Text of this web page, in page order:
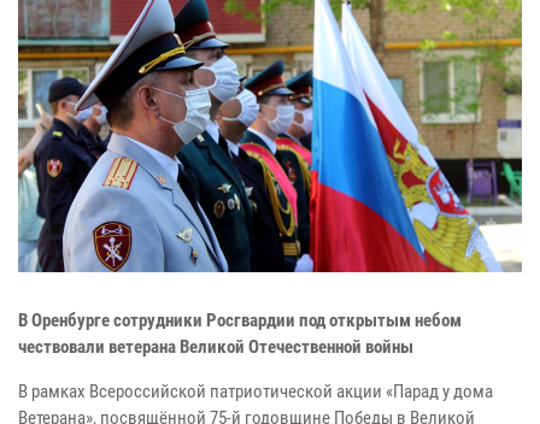
В Оренбурге сотрудники Росгвардии под открытым небом
чествовали ветерана Великой Отечественной войны
В рамках Всероссийской патриотической акции «Парад у дома
Ветерана», посвящённой 75-й годовщине Победы в Великой